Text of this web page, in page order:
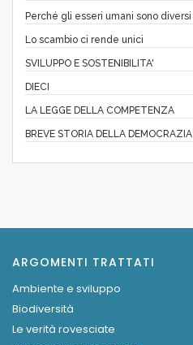
Perché gli esseri umani sono diversi
Lo scambio ci rende unici
SVILUPPO E SOSTENIBILITA'
DIECI
LA LEGGE DELLA COMPETENZA
BREVE STORIA DELLA DEMOCRAZIA
ARGOMENTI TRATTATI
Ambiente e sviluppo
Biodiversità
Le verità rovesciate